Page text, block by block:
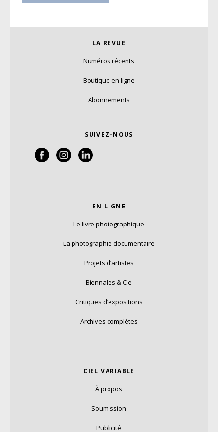
LA REVUE
Numéros récents
Boutique en ligne
Abonnements
SUIVEZ-NOUS
EN LIGNE
Le livre photographique
La photographie documentaire
Projets d’artistes
Biennales & Cie
Critiques d’expositions
Archives complètes
CIEL VARIABLE
À propos
Soumission
Publicité